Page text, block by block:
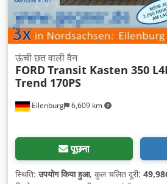
Eilenburg 6,609 km
ऊंची छत वाली वैन
FORDTransit Kasten 350
Trend 170PS
पूछना
स्थिति:उपयोग किया हुआ, कुल चलित दूरी: